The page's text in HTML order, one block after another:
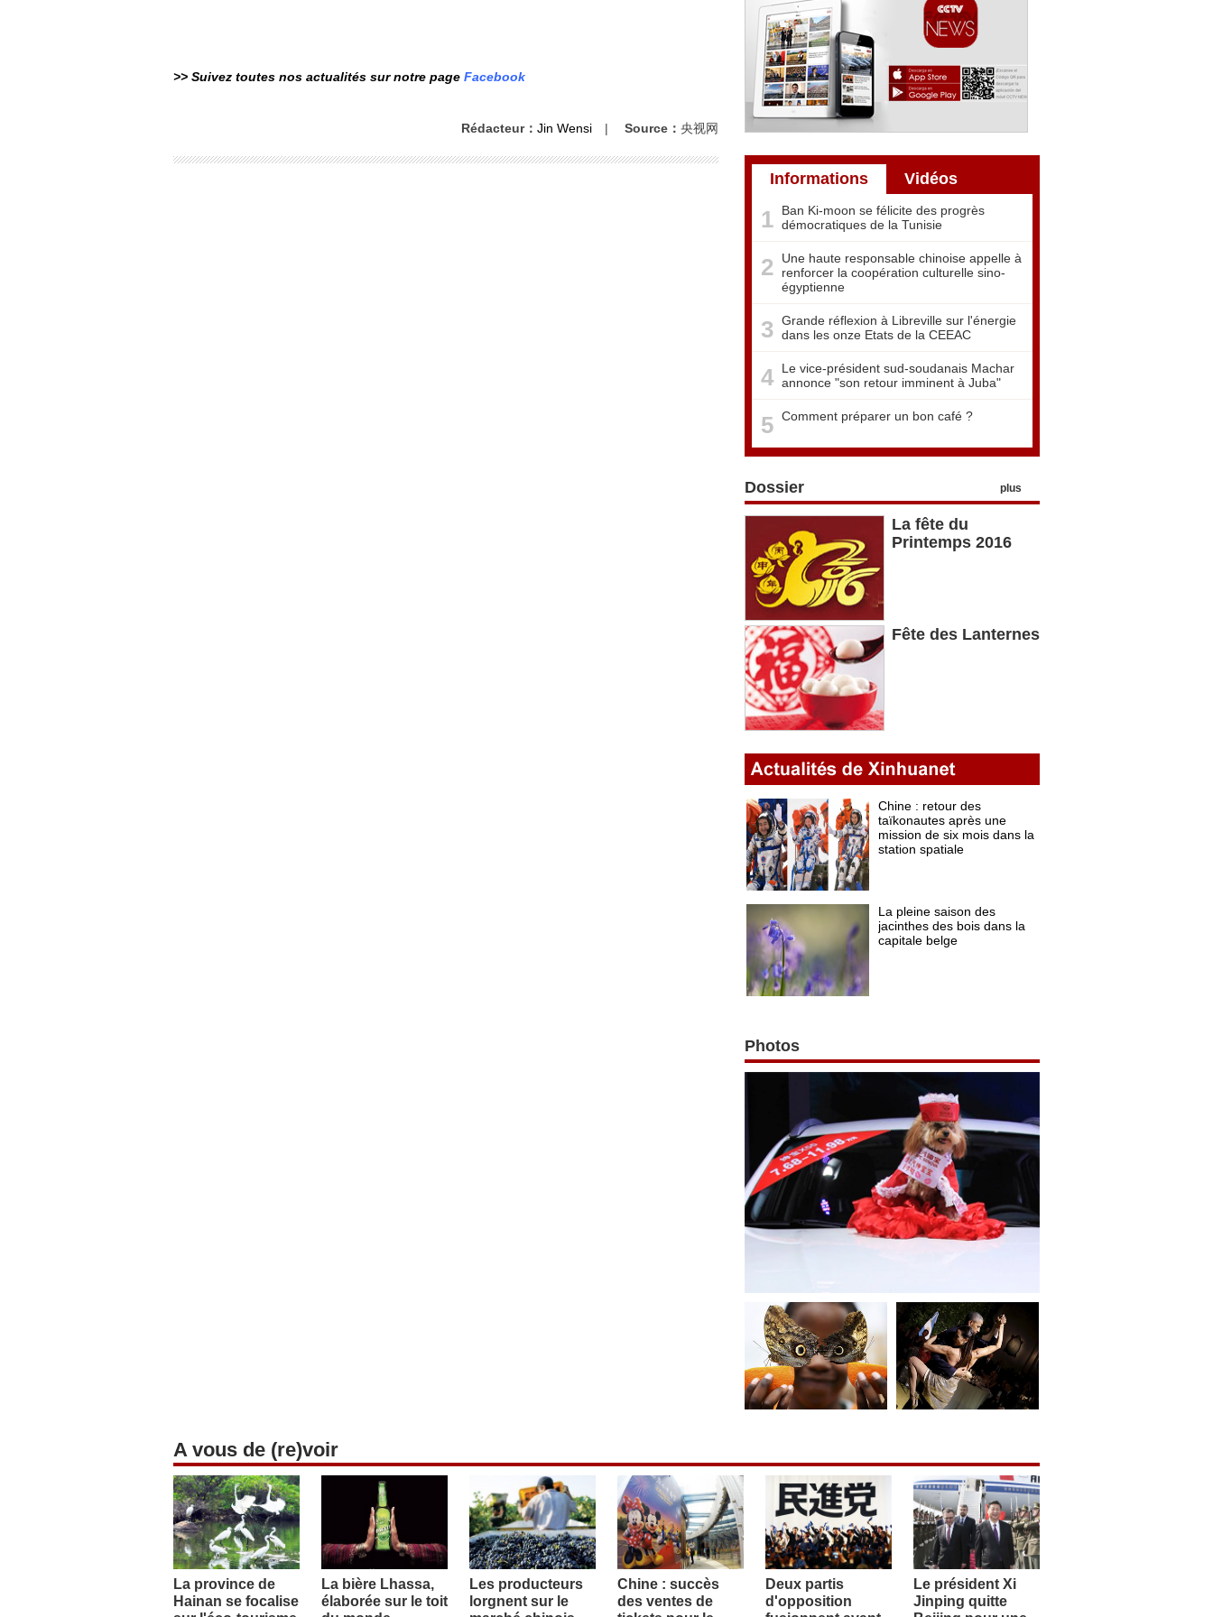
>> Suivez toutes nos actualités sur notre page Facebook
Rédacteur： Jin Wensi | Source： 央视网
Informations Vidéos
1
Ban Ki-moon se félicite des progrès
démocratiques de la Tunisie
2
Une haute responsable chinoise appelle à
renforcer la coopération culturelle sino-
égyptienne
3 Grande réflexion à Libreville sur l'énergie
dans les onze Etats de la CEEAC
4
Le vice-président sud-soudanais Machar
annonce "son retour imminent à Juba"
5 Comment préparer un bon café ?
Dossier plus
La fête du
Printemps 2016
Fête des Lanternes
Photos
A vous de (re)voir
La province de
Hainan se focalise
La bière Lhassa,
élaborée sur le toit
Les producteurs
lorgnent sur le
Chine : succès
des ventes de
Deux partis
d'opposition
Le président Xi
Jinping quitte